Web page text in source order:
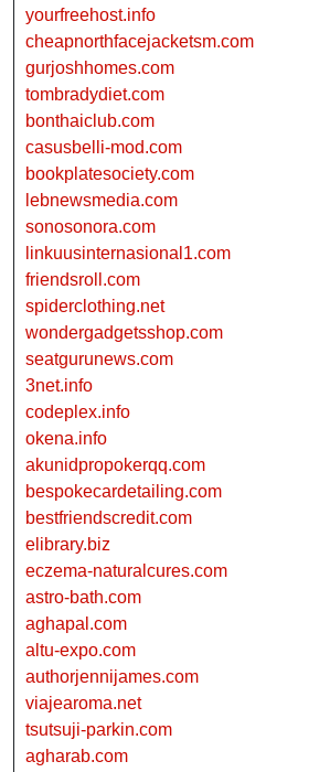
yourfreehost.info
cheapnorthfacejacketsm.com
gurjoshhomes.com
tombradydiet.com
bonthaiclub.com
casusbelli-mod.com
bookplatesociety.com
lebnewsmedia.com
sonosonora.com
linkuusinternasional1.com
friendsroll.com
spiderclothing.net
wondergadgetsshop.com
seatgurunews.com
3net.info
codeplex.info
okena.info
akunidpropokerqq.com
bespokecardetailing.com
bestfriendscredit.com
elibrary.biz
eczema-naturalcures.com
astro-bath.com
aghapal.com
altu-expo.com
authorjennijames.com
viajearoma.net
tsutsuji-parkin.com
agharab.com